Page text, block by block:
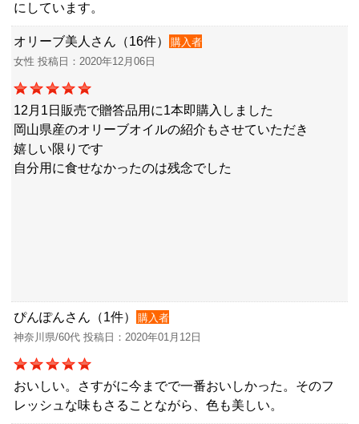
にしています。
オリーブ美人さん（16件）
購入者
女性 投稿日：2020年12月06日
12月1日販売で贈答品用に1本即購入しました
岡山県産のオリーブオイルの紹介もさせていただき
嬉しい限りです
自分用に食せなかったのは残念でした
ぴんぽんさん（1件）
購入者
神奈川県/60代 投稿日：2020年01月12日
おいしい。さすがに今までで一番おいしかった。そのフ
レッシュな味もさることながら、色も美しい。